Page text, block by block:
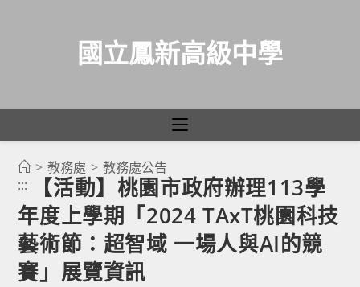
國立鳳新高級中學
> 教務處 > 教務處公告
:::
【活動】桃園市政府辦理113學
年度上學期「2024 TAxT桃園科技
藝術節：超智域 一場人與AI的競
賽」展覽資訊